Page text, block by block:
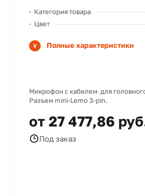
Категория товара
Цвет
Полные характеристики
Микрофон с кабелем для
Разъем mini-Lemo 3-pin.
от 27 477,86
Под заказ